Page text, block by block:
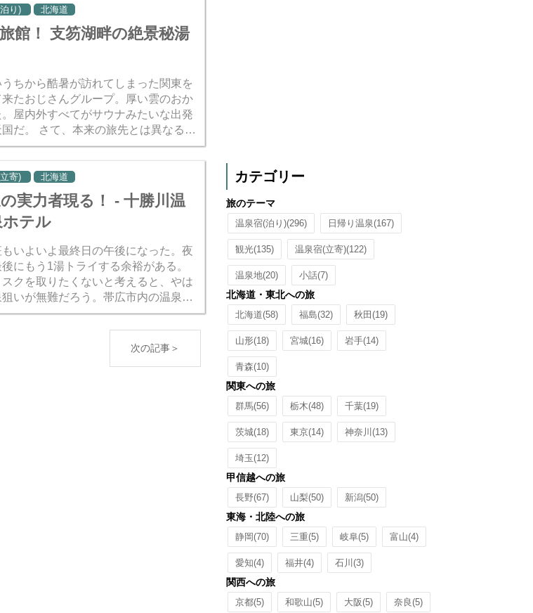
り) 北海道
館！ 支笏湖畔の絶景秘湯
ちから酷暑が訪れてしまった関東を
たおじさんグループ。厚い雲のおか
屋内外すべてがサウナみたいな出発
だ。 さて、本来の旅先とは異なる地
は支笏湖へ向かい、丸駒温泉旅館に
寄) 北海道
実力者現る！ - 十勝川温
ホテル
いよいよ最終日の午後になった。夜
にもう1湯トライする余裕がある。
クを取りたくないと考えると、やは
いが無難だろう。帯広市内の温泉は
の音更町の十勝川温泉へ行ってみる
次の記事＞
カテゴリー
旅のテーマ
温泉宿(泊り)(296) 日帰り温泉(167)
観光(135) 温泉宿(立寄)(122)
温泉地(20) 小話(7)
北海道・東北への旅
北海道(58) 福島(32) 秋田 (19)
山形(18) 宮城(16) 岩手(14)
青森(10)
関東への旅
群馬(56) 栃木(48) 千葉(19)
茨城(18) 東京(14) 神奈川 (13)
埼玉(12)
甲信越への旅
長野(67) 山梨(50) 新潟(50)
東海・北陸への旅
静岡(70) 三重(5) 岐阜(5) 富山(4)
愛知(4) 福井(4) 石川 (3)
関西への旅
京都(5) 和歌山(5) 大阪(5) 奈良(5)